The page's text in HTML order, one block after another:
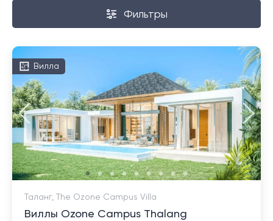
Фильтры
Вилла
Таланг, The Ozone Campus Villa
Виллы Ozone Campus Thalang